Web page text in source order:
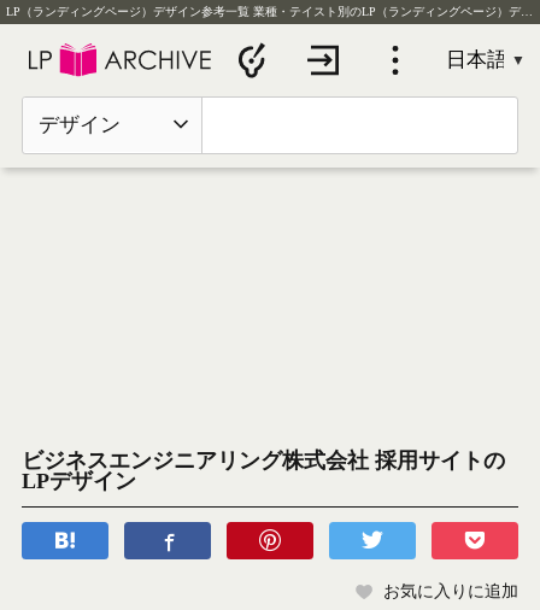
LP（ランディングページ）デザイン参考一覧 業種・テイスト別のLP（ランディングページ）デザイン実例を毎日更新
デザイン
ビジネスエンジニアリング株式会社 採用サイトの
LPデザイン
お気に入りに追加